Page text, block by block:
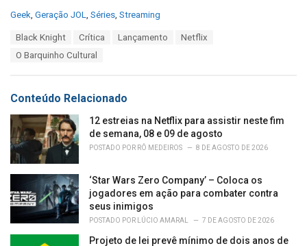
C
i
e
:
Geek Geração JOL Séries Streaming
Black Knight Crítica Lançamento
Netflix
O Barquinho Cultural
Conteúdo Relacionado
12 estreias na Netflix para assistir neste fim
de semana, 08 e 09 de agosto
POSTADO POR RÔ MEDEIROS 8 DE AGOSTO DE 2026
‘Star Wars Zero Company’ – Coloca os
jogadores em ação para combater contra
seus inimigos
POSTADO POR LÚCIO AMARAL 7 DE AGOSTO DE 2026
Projeto de lei prevê mínimo de dois anos de